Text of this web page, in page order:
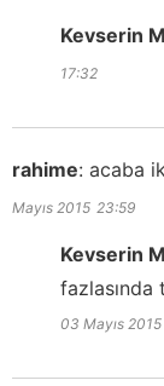
Kevserin
17:32
rahime: acaba
Mayıs 2015 23:59
Kevserin
fazlasında
03 Mayıs 2015